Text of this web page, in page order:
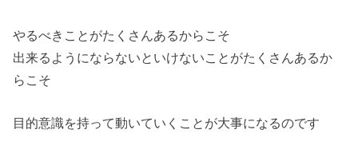
やるべきことがたくさんあるからこそ
出来るようにならないといけないことがたくさんあるか
らこそ
目的意識を持って動いていくことが大事になるのです